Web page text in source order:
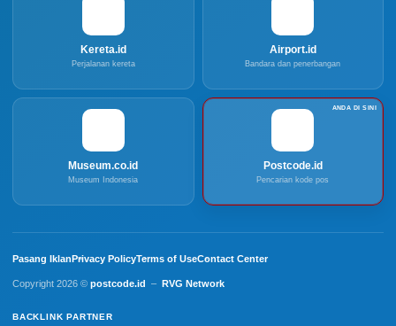
Kereta.id
Perjalanan kereta
Airport.id
Bandara dan penerbangan
Museum.co.id
Museum Indonesia
Postcode.id
Pencarian kode pos
Pasang IklanPrivacy PolicyTerms of UseContact Center
Copyright 2026 © postcode.id – RVG Network
BACKLINK PARTNER